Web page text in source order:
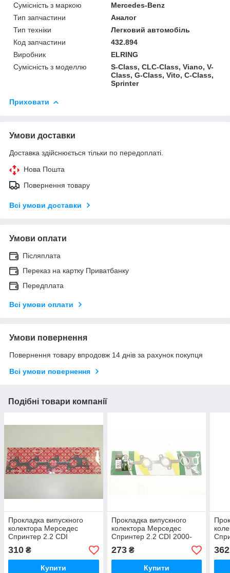
Сумісність з маркою
Mercedes-Benz
Тип запчастини
Аналог
Тип техніки
Легковий автомобіль
Код запчастини
432.894
Виробник
ELRING
Сумісність з моделлю
S-Class, CLC-Class, Viano, V-
Class, G-Class, Vito, C-Class,
Sprinter
Приховати
Умови доставки
Доставка здійснюється тільки по передоплаті.
Нова Пошта
Повернення товару
Всі умови доставки
Умови оплати
Післяплата
Переказ на картку Приватбанку
Передплата
Всі умови оплати
Умови повернення
Повернення товару впродовж 14 днів за рахунок покупця
Всі умови повернення
Подібні товари компанії
Прокладка випускного
колектора Мерседес
Спринтер 2.2 CDI
(OM646) 2006-2009
ELRING (Німеччина)
432894
310 ₴
Купити
Прокладка випускного
колектора Мерседес
Спринтер 2.2 CDI 2000-
2006 BGA
(Великобританія) MG1554
273₴
Купити
362